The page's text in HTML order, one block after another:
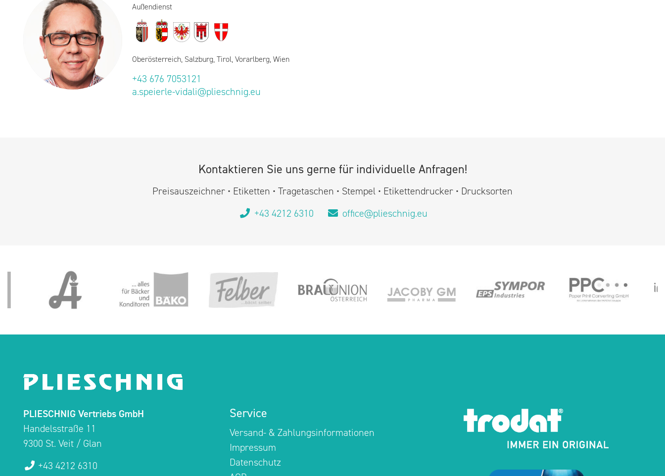
Außendienst
Oberösterreich, Salzburg, Tirol, Vorarlberg, Wien
+43 676 7053121
a.speierle-vidali@plieschnig.eu
Kontaktieren Sie uns gerne für individuelle Anfragen!
Preisauszeichner • Etiketten • Tragetaschen • Stempel • Etikettendrucker • Drucksorten
+43 4212 6310
office@plieschnig.eu
PLIESCHNIG Vertriebs GmbH
Handelsstraße 11
9300 St. Veit / Glan
+43 4212 6310
Service
Versand- & Zahlungsinformationen
Impressum
Datenschutz